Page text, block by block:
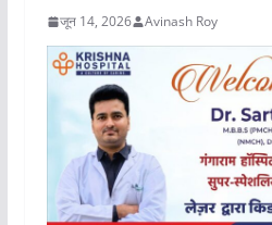
जून 14, 2026 Avinash Roy